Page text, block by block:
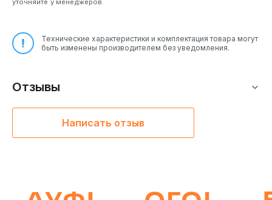
защита от
перегрузки и
уточняйте у менеджеров.
Технические характеристики и комплектация товара могут
быть изменены производителем без уведомления.
Отзывы
Написать отзыв